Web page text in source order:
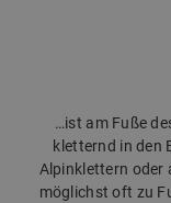
…ist am Fuße
kletternd in den
Alpinklettern oder
möglichst oft zu